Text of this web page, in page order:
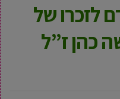
לזכרו של
כהן ז”ל